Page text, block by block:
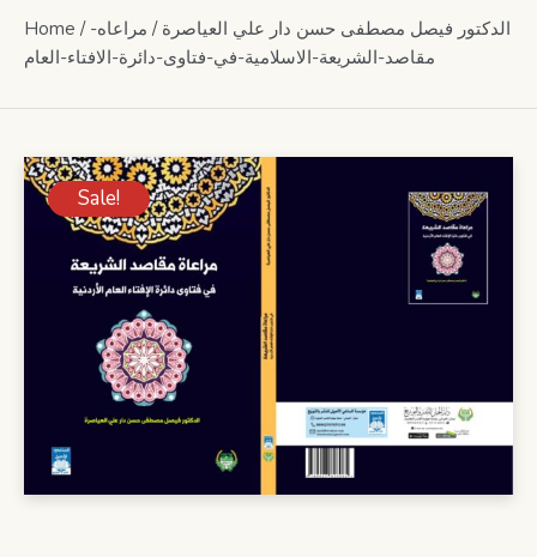
Home / الدكتور فيصل مصطفى حسن دار علي العياصرة / مراعاه-
مقاصد-الشريعة-الاسلامية-في-فتاوى-دائرة-الافتاء-العام
Sale!